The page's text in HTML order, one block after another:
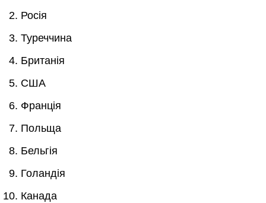
Росія
Туреччина
Британія
США
Франція
Польща
Бельгія
Голандія
Канада